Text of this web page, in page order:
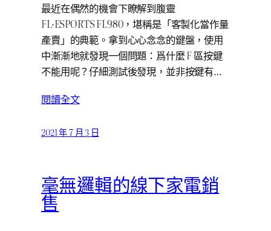
最近在偶然的機會下瞭解到腹靈
FL·ESPORTS FL980，堪稱是「客製化當作量
產賣」的典範。拿到心心念念的鍵盤，使用
中漸漸地就發現一個問題：爲什麼 F 區按鍵
不能用呢？仔細測試後發現，並非按鍵有…
閱讀全文
2021 年 7 月 3 日
毫無邏輯的線下家電銷
售